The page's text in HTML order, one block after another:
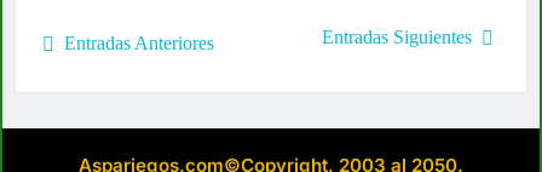
Navegación
de
entradas
Entradas Anteriores Entradas Siguientes
Aspariegos.com©Copyright, 2003 al 2050.